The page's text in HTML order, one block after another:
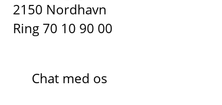
2150 Nordhavn
Ring 70 10 90 00
Chat med os